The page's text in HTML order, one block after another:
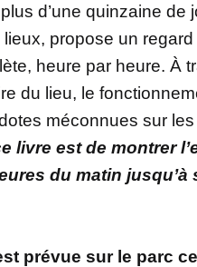
d’une quinzaine de
propose un
heure par heure. À
du lieu, le
méconnues sur
livre est de montrer
du matin jusqu’à
prévue sur le parc